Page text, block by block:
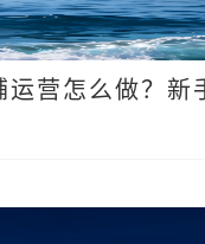
运营怎么做？新